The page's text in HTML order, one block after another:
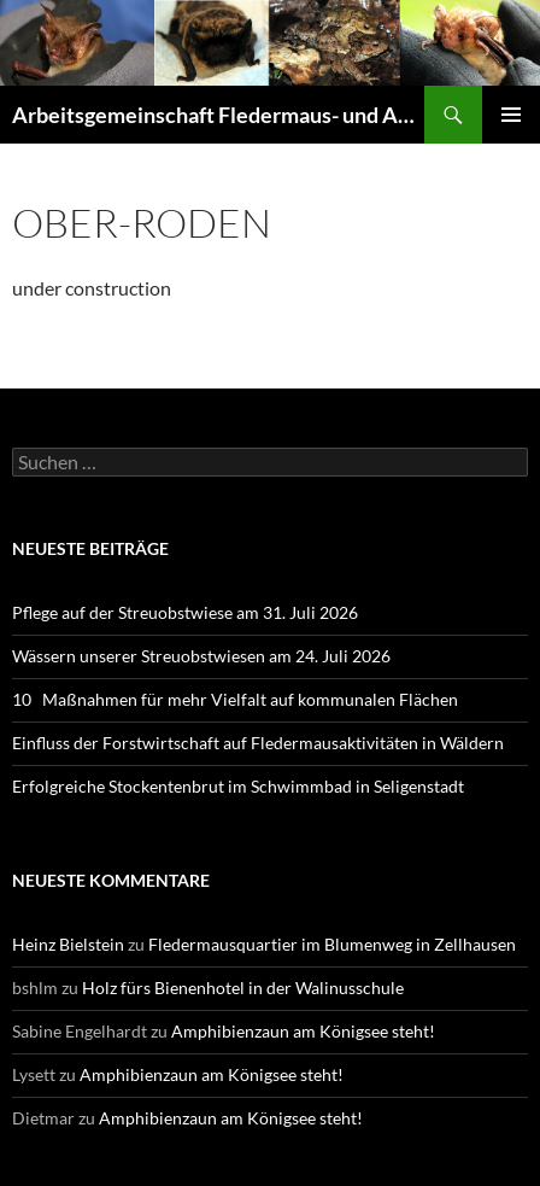
Arbeitsgemeinschaft Fledermaus- und Amphibienschutz Seligenstadt und Mainhausen
OBER-RODEN
under construction
Suchen
nach:
NEUESTE BEITRÄGE
Pflege auf der Streuobstwiese am 31. Juli 2026
Wässern unserer Streuobstwiesen am 24. Juli 2026
10 Maßnahmen für mehr Vielfalt auf kommunalen Flächen
Einfluss der Forstwirtschaft auf Fledermausaktivitäten in Wäldern
Erfolgreiche Stockentenbrut im Schwimmbad in Seligenstadt
NEUESTE KOMMENTARE
Heinz Bielstein zu Fledermausquartier im Blumenweg in Zellhausen
bshlm zu Holz fürs Bienenhotel in der Walinusschule
Sabine Engelhardtzu Amphibienzaun am Königsee steht!
Lysettzu Amphibienzaun am Königsee steht!
Dietmarzu Amphibienzaun am Königsee steht!